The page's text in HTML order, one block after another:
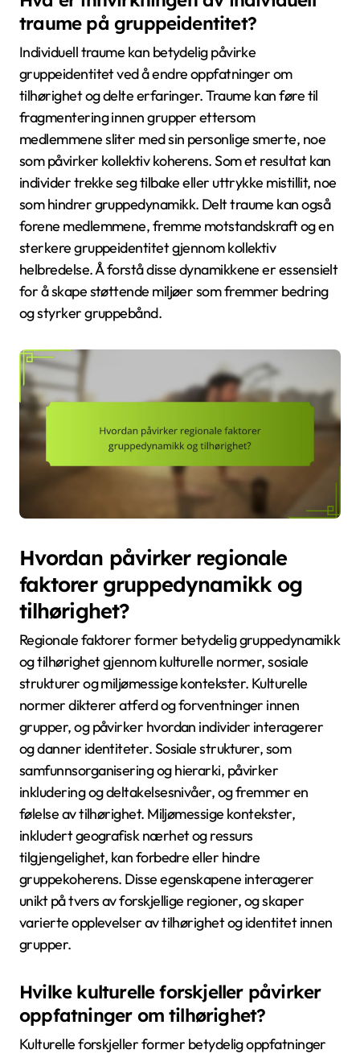
traume på gruppeidentitet?
Individuell traume kan betydelig påvirke
gruppeidentitet ved å endre oppfatninger om
tilhørighet og delte erfaringer. Traume kan føre til
fragmentering innen grupper ettersom
medlemmene sliter med sin personlige smerte, noe
som påvirker kollektiv koherens. Som et resultat kan
individer trekke seg tilbake eller uttrykke mistillit, noe
som hindrer gruppedynamikk. Delt traume kan også
forene medlemmene, fremme motstandskraft og en
sterkere gruppeidentitet gjennom kollektiv
helbredelse. Å forstå disse dynamikkene er essensielt
for å skape støttende miljøer som fremmer bedring
og styrker gruppebånd.
Hvordan påvirker regionale
faktorer gruppedynamikk og
tilhørighet?
Regionale faktorer former betydelig gruppedynamikk
og tilhørighet gjennom kulturelle normer, sosiale
strukturer og miljømessige kontekster. Kulturelle
normer dikterer atferd og forventninger innen
grupper, og påvirker hvordan individer interagerer
og danner identiteter. Sosiale strukturer, som
samfunnsorganisering og hierarki, påvirker
inkludering og deltakelsesnivåer, og fremmer en
følelse av tilhørighet. Miljømessige kontekster,
inkludert geografisk nærhet og ressurs
tilgjengelighet, kan forbedre eller hindre
gruppekoherens. Disse egenskapene interagerer
unikt på tvers av forskjellige regioner, og skaper
varierte opplevelser av tilhørighet og identitet innen
grupper.
Hvilke kulturelle forskjeller påvirker
oppfatninger om tilhørighet?
Kulturelle forskjeller former betydelig oppfatninger